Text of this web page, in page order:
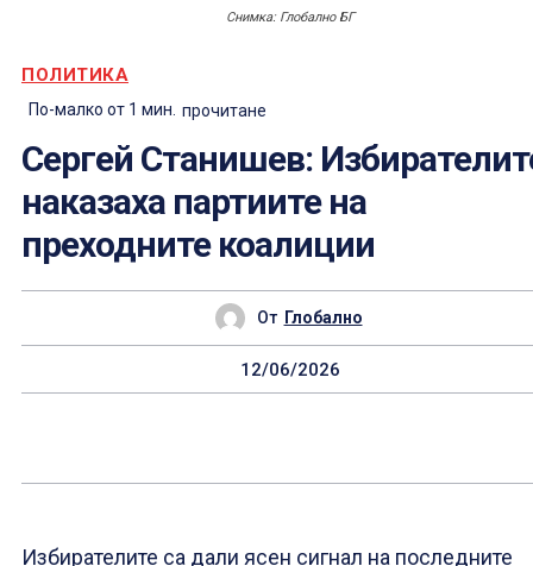
Снимка: Глобално БГ
ПОЛИТИКА
По-малко от 1 мин. прочитане
Сергей Станишев:
наказаха партиите на
преходните коалиции
От Глобално
12/06/2026
Избирателите са дали ясен сигнал на последните